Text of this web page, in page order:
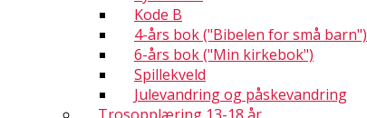
Kode B
4-års bok ("Bibelen for små barn")
6-års bok ("Min kirkebok")
Spillekveld
Julevandring og påskevandring